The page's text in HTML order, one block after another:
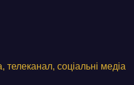
соціальні медіа